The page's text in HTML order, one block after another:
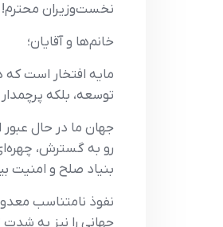
نخست‌وزیران محترم!
خانم‌ها و آقایان؛
مایه افتخار است
توسعه، بلکه
جهان ما در حال
رو به گسترش،
بنیاد صلح و امنیت
نفوذ نامتناسب
جهانی را نیز به